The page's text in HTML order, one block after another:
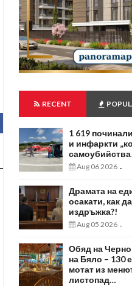
RECENT
1 619
и инфаркти
Aug 06 2026 -
Драмата на
осакати, как
издръжка?!
Aug 05 2026 -
Обяд на Черно
на Бяло – 130
мотат из
листопад…